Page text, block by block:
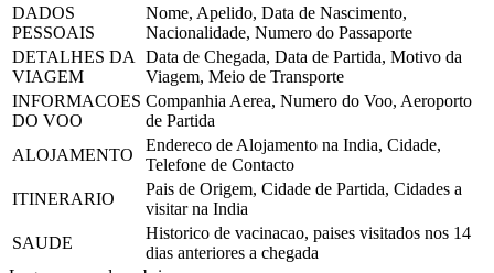
DADOS
PESSOAIS
Nome, Apelido, Data de Nascimento,
Nacionalidade, Numero do Passaporte
DETALHES DA
VIAGEM
Data de Chegada, Data de Partida, Motivo da
Viagem, Meio de Transporte
INFORMACOES
DO VOO
Companhia Aerea, Numero do Voo, Aeroporto
de Partida
ALOJAMENTO
Endereco de Alojamento na India, Cidade,
Telefone de Contacto
ITINERARIO
Pais de Origem, Cidade de Partida, Cidades a
visitar na India
SAUDE
Historico de vacinacao, paises visitados nos 14
dias anteriores a chegada